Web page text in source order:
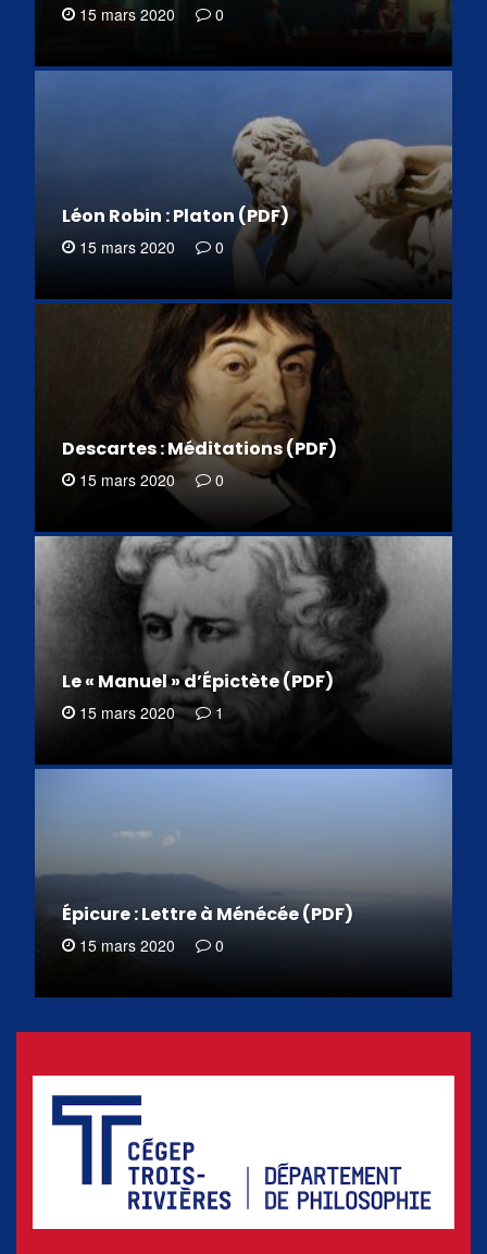
15 mars 2020 0
Léon Robin : Platon (PDF)
15 mars 2020 0
Descartes : Méditations (PDF)
15 mars 2020 0
Le « Manuel » d’Épictète (PDF)
15 mars 2020 1
Épicure : Lettre à Ménécée (PDF)
15 mars 2020 0